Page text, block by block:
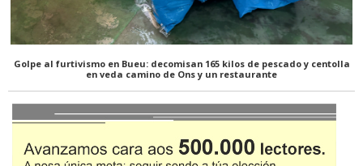
Golpe al furtivismo en Bueu: decomisan 165 kilos de pescado y centolla
en veda camino de Ons y un restaurante